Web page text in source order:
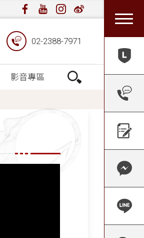
02-2388-7971
影音專區